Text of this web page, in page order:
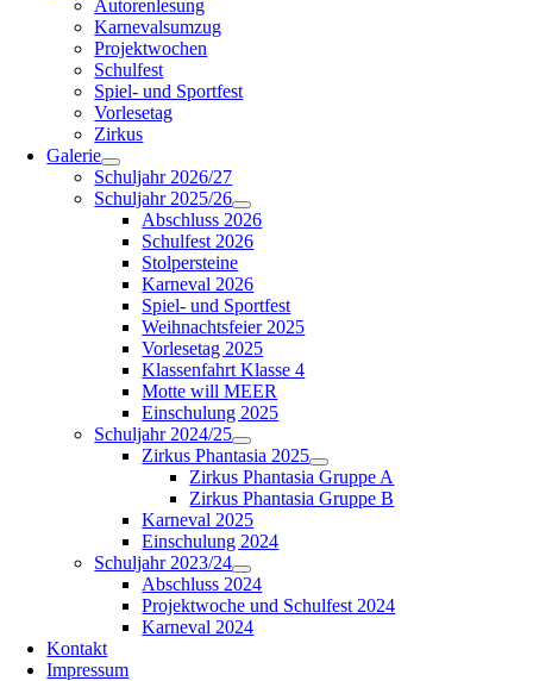
Autorenlesung
Karnevalsumzug
Projektwochen
Schulfest
Spiel- und Sportfest
Vorlesetag
Zirkus
Galerie
Schuljahr 2026/27
Schuljahr 2025/26
Abschluss 2026
Schulfest 2026
Stolpersteine
Karneval 2026
Spiel- und Sportfest
Weihnachtsfeier 2025
Vorlesetag 2025
Klassenfahrt Klasse 4
Motte will MEER
Einschulung 2025
Schuljahr 2024/25
Zirkus Phantasia 2025
Zirkus Phantasia Gruppe A
Zirkus Phantasia Gruppe B
Karneval 2025
Einschulung 2024
Schuljahr 2023/24
Abschluss 2024
Projektwoche und Schulfest 2024
Karneval 2024
Kontakt
Impressum